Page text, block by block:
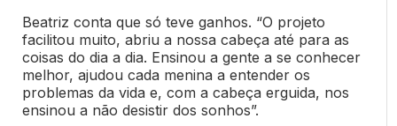
Beatriz conta que só teve ganhos. “O projeto
facilitou muito, abriu a nossa cabeça até para as
coisas do dia a dia. Ensinou a gente a se conhecer
melhor, ajudou cada menina a entender os
problemas da vida e, com a cabeça erguida, nos
ensinou a não desistir dos sonhos”.